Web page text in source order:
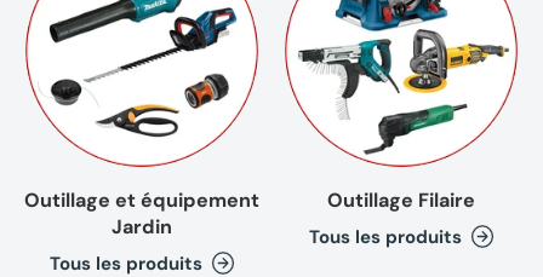
Outillage et équipement
Jardin
Tous les produits
Outillage Filaire
Tous les produits